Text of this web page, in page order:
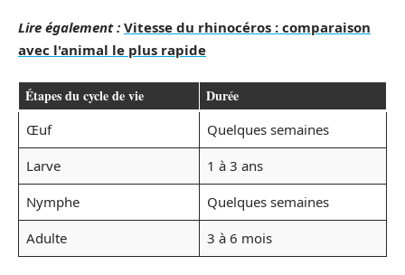
Lire également : Vitesse du rhinocéros : comparaison
avec l'animal le plus rapide
Étapes du cycle de vie Durée
Œuf
Quelques semaines
Larve
1 à 3 ans
Nymphe
Quelques semaines
Adulte
3 à 6 mois